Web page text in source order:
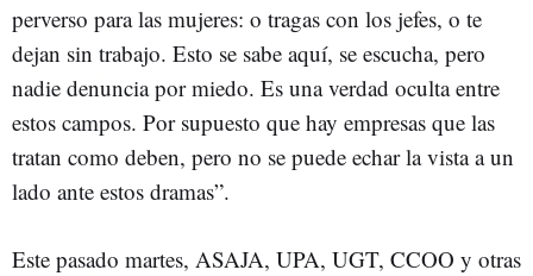
perverso para las mujeres: o tragas con los jefes, o te
dejan sin trabajo. Esto se sabe aquí, se escucha, pero
nadie denuncia por miedo. Es una verdad oculta entre
estos campos. Por supuesto que hay empresas que las
tratan como deben, pero no se puede echar la vista a un
lado ante estos dramas”.
Este pasado martes, ASAJA, UPA, UGT, CCOO y otras